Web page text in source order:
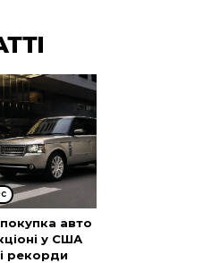
авто
у США
рекорди